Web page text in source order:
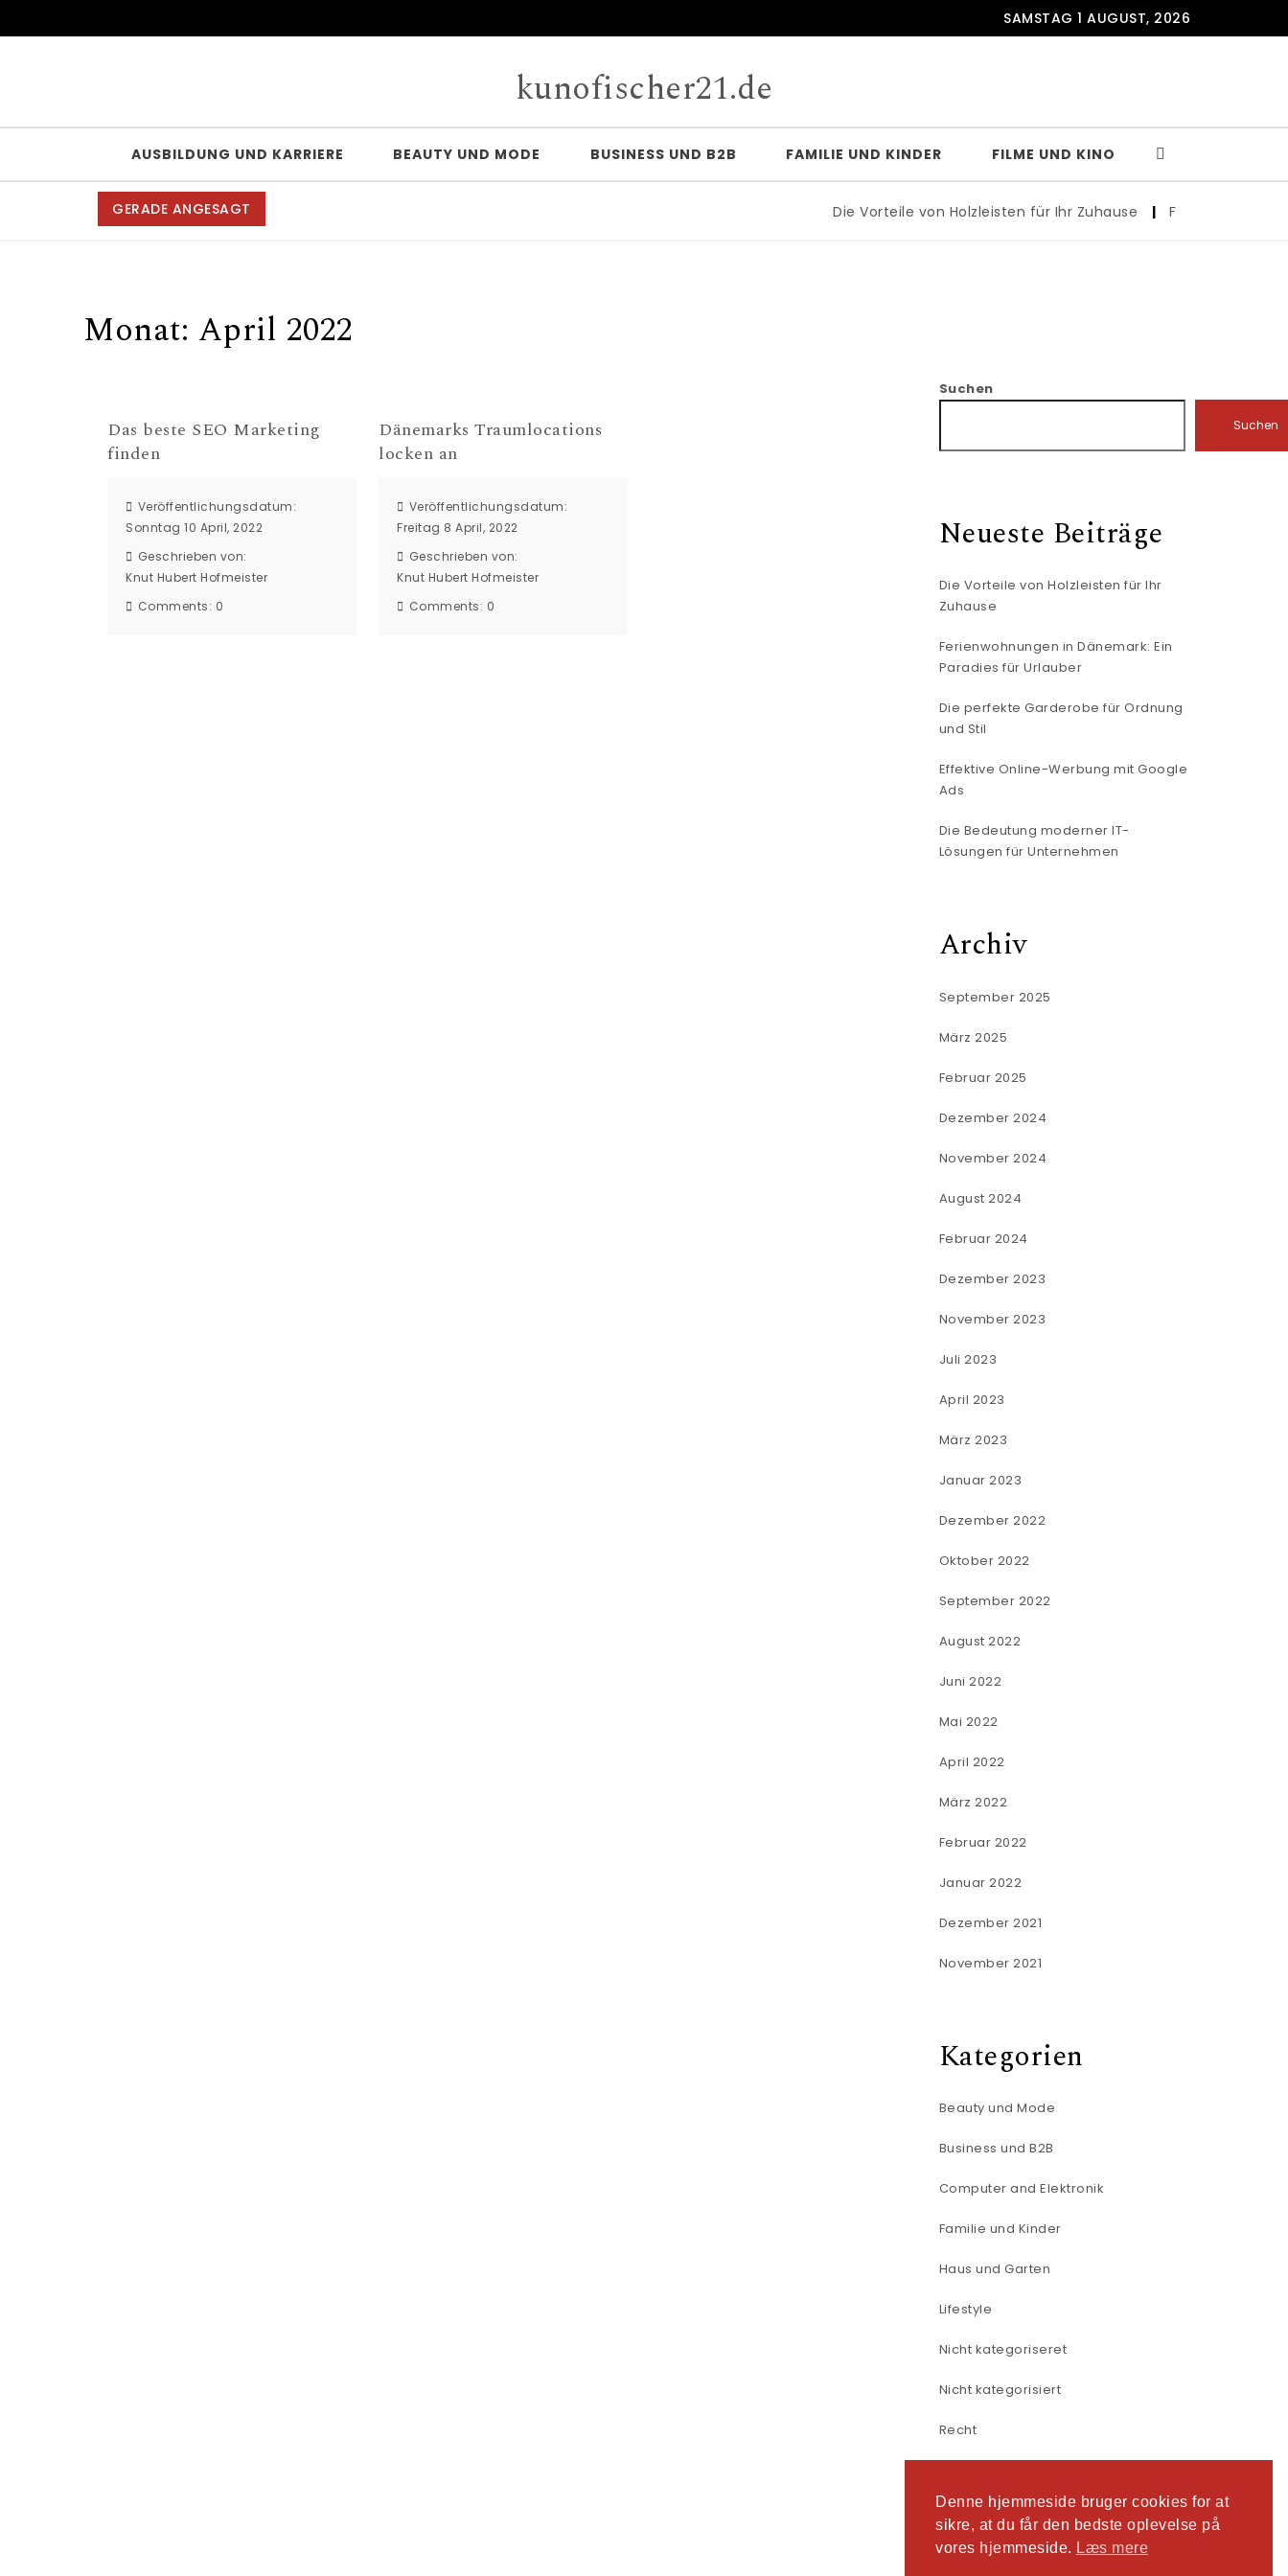
SAMSTAG 1 AUGUST, 2026
kunofischer21.de
AUSBILDUNG UND KARRIERE BEAUTY UND MODE BUSINESS UND B2B FAMILIE UND KINDER FILME UND KINO
GERADE ANGESAGT Die Vorteile von Holzleisten für Ihr Zuhause | Ferienwohnungen in
Monat: April 2022
Das beste SEO Marketing
finden
Veröffentlichungsdatum:
Sonntag 10 April, 2022
Geschrieben von:
Knut Hubert Hofmeister
Comments: 0
Dänemarks Traumlocations
locken an
Veröffentlichungsdatum:
Freitag 8 April, 2022
Geschrieben von:
Knut Hubert Hofmeister
Comments: 0
Suchen
Suchen
Neueste Beiträge
Die Vorteile von Holzleisten für Ihr
Zuhause
Ferienwohnungen in Dänemark: Ein
Paradies für Urlauber
Die perfekte Garderobe für Ordnung
und Stil
Effektive Online-Werbung mit Google
Ads
Die Bedeutung moderner IT-
Lösungen für Unternehmen
Archiv
September 2025
März 2025
Februar 2025
Dezember 2024
November 2024
August 2024
Februar 2024
Dezember 2023
November 2023
Juli 2023
April 2023
März 2023
Januar 2023
Dezember 2022
Oktober 2022
September 2022
August 2022
Juni 2022
Mai 2022
April 2022
März 2022
Februar 2022
Januar 2022
Dezember 2021
November 2021
Kategorien
Beauty und Mode
Business und B2B
Computer and Elektronik
Familie und Kinder
Haus und Garten
Lifestyle
Nicht kategoriseret
Nicht kategorisiert
Recht
Denne hjemmeside bruger cookies for at
sikre, at du får den bedste oplevelse på
vores hjemmeside. Læs mere